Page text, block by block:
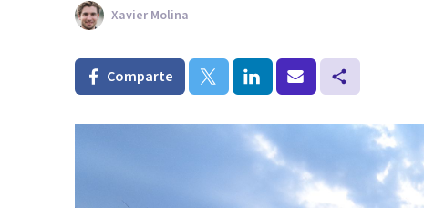
Xavier Molina
Comparte